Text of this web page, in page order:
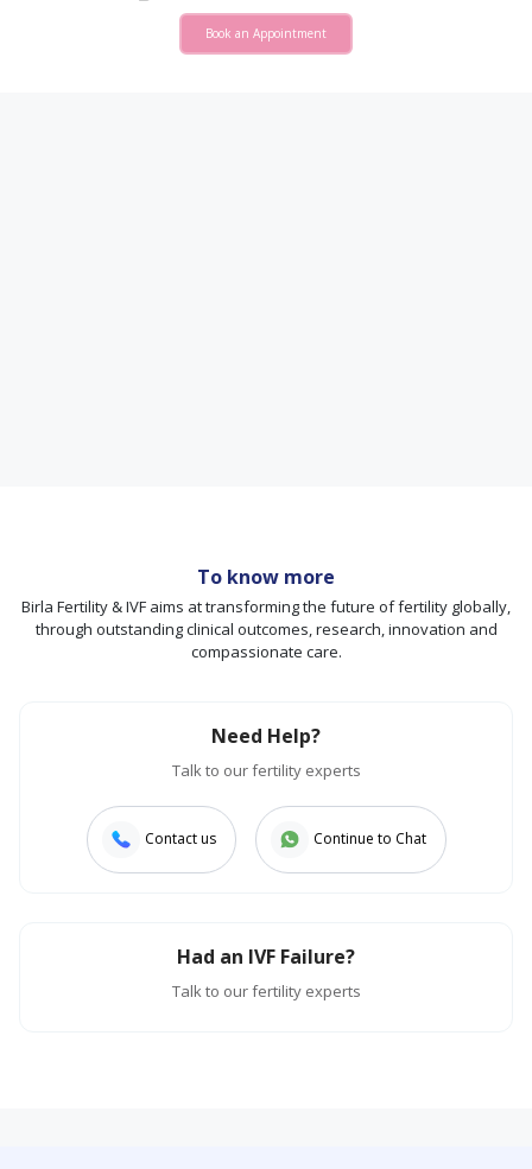
Book an Appointment
To know more
Birla Fertility & IVF aims at transforming the future of fertility globally,
through outstanding clinical outcomes, research, innovation and
compassionate care.
Need Help?
Talk to our fertility experts
Contact us Continue to Chat
Had an IVF Failure?
Talk to our fertility experts